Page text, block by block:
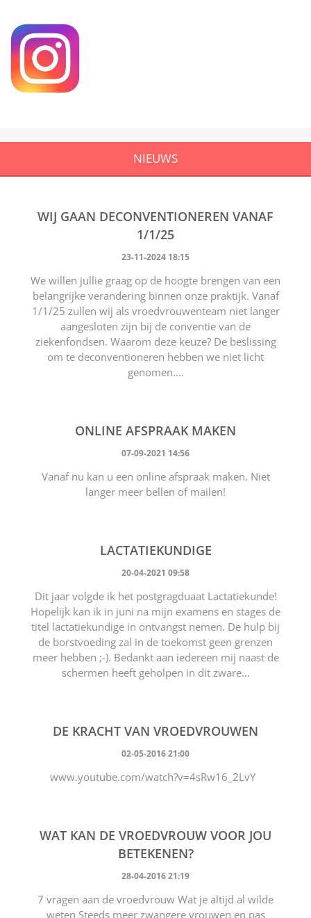
NIEUWS
WIJ GAAN DECONVENTIONEREN VANAF
1/1/25
23-11-2024 18:15
We willen jullie graag op de hoogte brengen van een
belangrijke verandering binnen onze praktijk. Vanaf
1/1/25 zullen wij als vroedvrouwenteam niet langer
aangesloten zijn bij de conventie van de
ziekenfondsen. Waarom deze keuze? De beslissing
om te deconventioneren hebben we niet licht
genomen....
ONLINE AFSPRAAK MAKEN
07-09-2021 14:56
Vanaf nu kan u een online afspraak maken. Niet
langer meer bellen of mailen!
LACTATIEKUNDIGE
20-04-2021 09:58
Dit jaar volgde ik het postgragduaat Lactatiekunde!
Hopelijk kan ik in juni na mijn examens en stages de
titel lactatiekundige in ontvangst nemen. De hulp bij
de borstvoeding zal in de toekomst geen grenzen
meer hebben ;-). Bedankt aan iedereen mij naast de
schermen heeft geholpen in dit zware...
DE KRACHT VAN VROEDVROUWEN
02-05-2016 21:00
www.youtube.com/watch?v=4sRw16_2LvY
WAT KAN DE VROEDVROUW VOOR JOU
BETEKENEN?
28-04-2016 21:19
7 vragen aan de vroedvrouw Wat je altijd al wilde
weten Steeds meer zwangere vrouwen en pas